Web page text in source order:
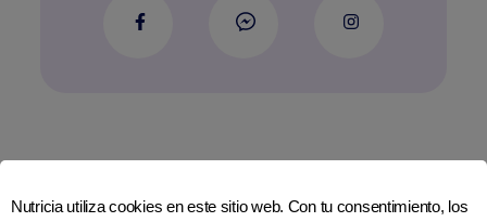
Únete a nosotros en las redes sociales
Nutricia utiliza cookies en este sitio web. Con tu consentimiento, los